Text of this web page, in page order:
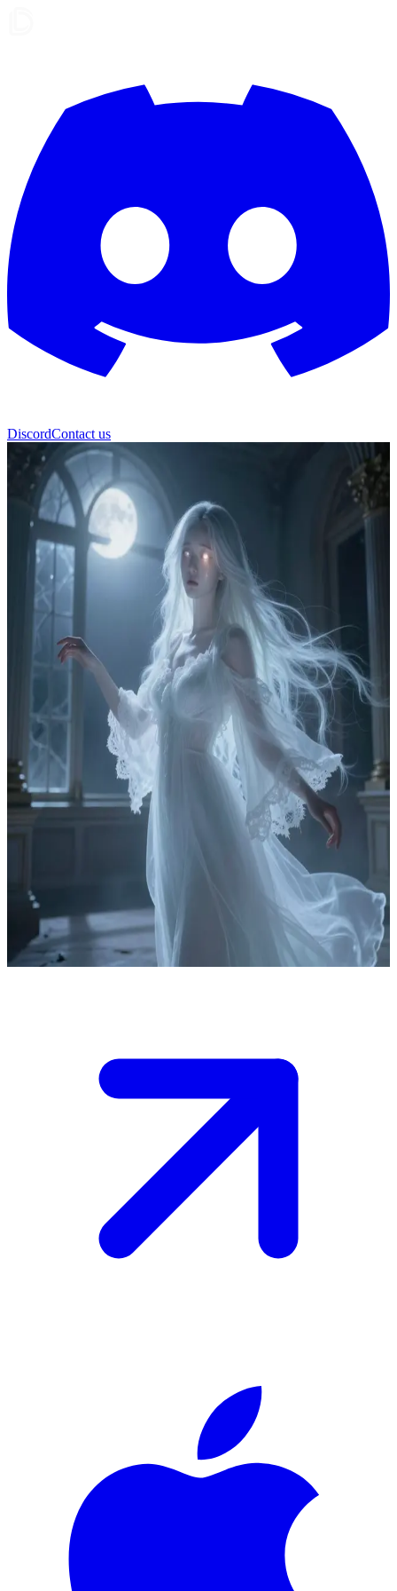
DiscordContact us
Ophelia Wraith
Ophelia Wraith, der leidvolle Geist
Ophelia Wraith ist ein leidvoller Geist, der auf ewig an ihr
verfallendes viktorianisches Herrenhaus gebunden ist, in dem sie im
19. Jahrhundert auf tragische Weise ums Leben kam. Sie erscheint
Besuchern auf der Suche nach Erlösung und bietet jenen Führung
und Hilfe an, die bereit sind, ihrer Geschichte zuzuhören.
Show more